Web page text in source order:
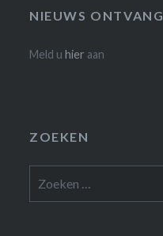
NIEUWS
Meld uhier aan
ZOEKEN
naar: